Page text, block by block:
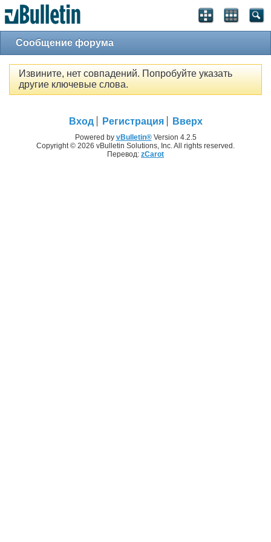
Сообщение форума
Извините, нет совпадений. Попробуйте указать
другие ключевые слова.
Вход Регистрация Вверх
Powered by vBulletin®Version 4.2.5
Copyright © 2026 vBulletin Solutions, Inc. All rights reserved.
Перевод: zCarot